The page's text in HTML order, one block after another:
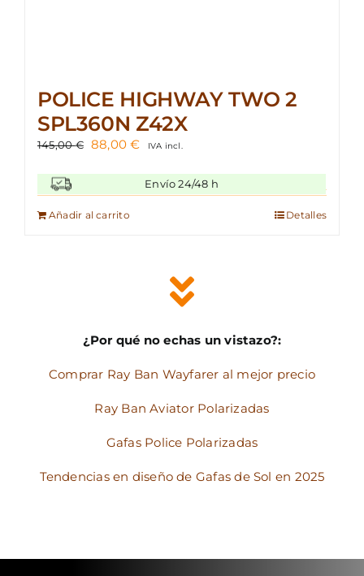
POLICE HIGHWAY TWO 2
SPL360N Z42X
145,00€ El
original
era:
145,00 €.
88,00€ El
actual
es:
IVA incl.
Envío 24/48 h
Añadir al carrito Detalles
¿Por qué no echas un vistazo?:
Comprar Ray Ban Wayfarer al mejor precio
Ray Ban Aviator Polarizadas
Gafas Police Polarizadas
Tendencias en diseño de Gafas de Sol en 2025